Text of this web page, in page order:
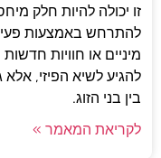
זו יכולה להיות חלק
להתרחש באמצעות
מיניים או חוויות
להגיע לשיא הפיזי,
בין בני הזוג.
לקריאת המאמר »